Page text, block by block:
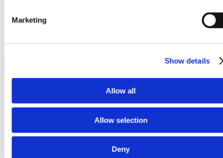
Marketing
Show details
Allow all
Allow selection
Deny